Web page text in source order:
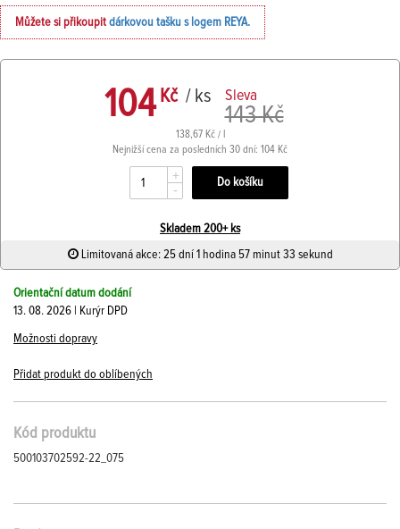
Můžete si přikoupit dárkovou tašku s logem REYA.
104 Kč / ks Sleva
143 Kč
138,67 Kč / l
Nejnižší cena za posledních 30 dní: 104 Kč
+
-
Skladem 200+ ks
Limitovaná akce: 25 dní 1 hodina 57 minut 33 sekund
Orientační datum dodání
13. 08. 2026 | Kurýr DPD
Možnosti dopravy
Přidat produkt do oblíbených
Kód produktu
500103702592-22_075